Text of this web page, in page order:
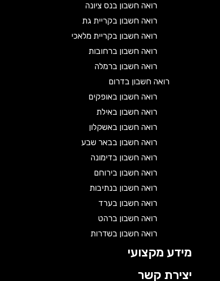
רואה חשבון בנס ציונה
רואה חשבון בקריית גת
רואה חשבון בקריית מלאכי
רואה חשבון ברחובות
רואה חשבון ברמלה
רואה חשבון בדרום
רואה חשבון באופקים
רואה חשבון באילת
רואה חשבון באשקלון
רואה חשבון בבאר שבע
רואה חשבון בדימונה
רואה חשבון בירוחם
רואה חשבון בנתיבות
רואה חשבון בערד
רואה חשבון ברהט
רואה חשבון בשדרות
מידע מקצועי
יצירת קשר